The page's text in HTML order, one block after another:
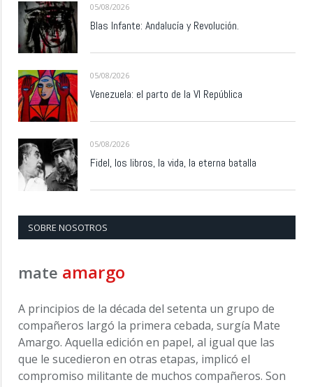
05/08/2026
Blas Infante: Andalucía y Revolución.
05/08/2026
Venezuela: el parto de la VI República
05/08/2026
Fidel, los libros, la vida, la eterna batalla
SOBRE NOSOTROS
mate amargo
A principios de la década del setenta un grupo de
compañeros largó la primera cebada, surgía Mate
Amargo. Aquella edición en papel, al igual que las
que le sucedieron en otras etapas, implicó el
compromiso militante de muchos compañeros. Son